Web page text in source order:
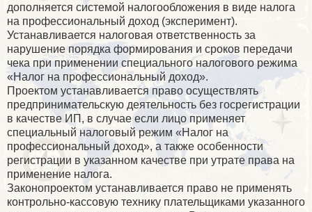
дополняется системой налогообложения в виде налога
на профессиональный доход (эксперимент).
Устанавливается налоговая ответственность за
нарушение порядка формирования и сроков передачи
чека при применении специального налогового режима
«Налог на профессиональный доход».
Проектом устанавливается право осуществлять
предпринимательскую деятельность без госрегистрации
в качестве ИП, в случае если лицо применяет
специальный налоговый режим «Налог на
профессиональный доход», а также особенности
регистрации в указанном качестве при утрате права на
применение налога.
Законопроектом устанавливается право не применять
контрольно-кассовую технику плательщиками указанного